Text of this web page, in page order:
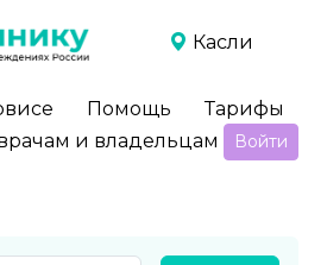
Касли
Помощь
Тарифы
и владельцам
Войти